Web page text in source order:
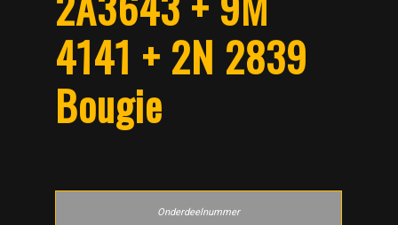
4141 + 2N 2839
Bougie